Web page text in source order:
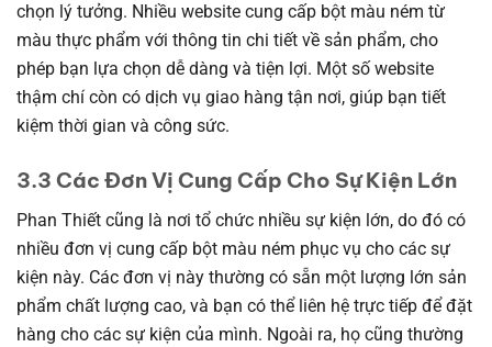
chọn lý tưởng. Nhiều website cung cấp bột màu ném từ
màu thực phẩm với thông tin chi tiết về sản phẩm, cho
phép bạn lựa chọn dễ dàng và tiện lợi. Một số website
thậm chí còn có dịch vụ giao hàng tận nơi, giúp bạn tiết
kiệm thời gian và công sức.
3.3 Các Đơn Vị Cung Cấp Cho Sự Kiện Lớn
Phan Thiết cũng là nơi tổ chức nhiều sự kiện lớn, do đó có
nhiều đơn vị cung cấp bột màu ném phục vụ cho các sự
kiện này. Các đơn vị này thường có sẵn một lượng lớn sản
phẩm chất lượng cao, và bạn có thể liên hệ trực tiếp để đặt
hàng cho các sự kiện của mình. Ngoài ra, họ cũng thường